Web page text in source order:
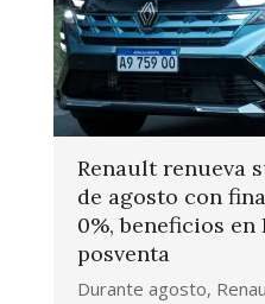
Renault renueva
de agosto con
0%, beneficios en
posventa
Durante agosto,